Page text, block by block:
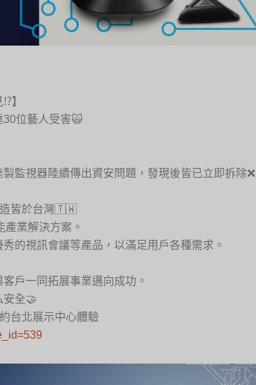
】
位藝人受害🙀
監視器陸續傳出資安問題，發現後皆已立即拆除❌
造皆於台灣🇹🇼
業解決方案。
的視訊會議等產品，以滿足用戶各種需求。
戶一同拓展事業邁向成功。
安全🤝
台北展示中心體驗